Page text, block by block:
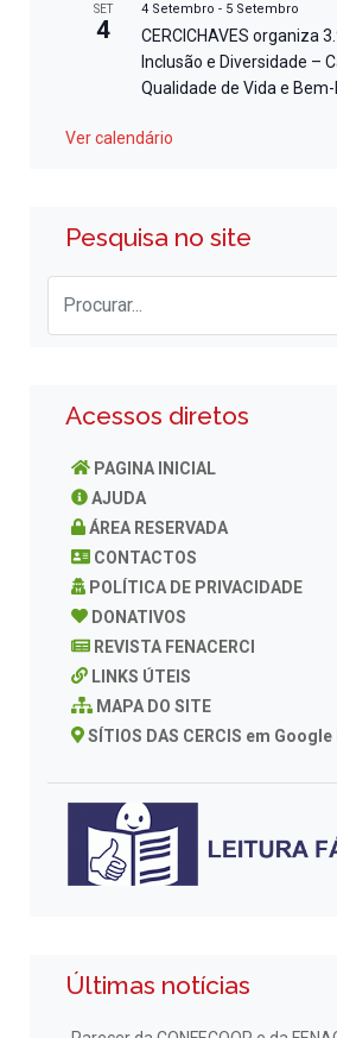
SET
4
4 Setembro - 5 Setembro
CERCICHAVES organiza
Inclusão e Diversidade –
Qualidade de Vida e
Ver calendário
Pesquisa no site
Acessos diretos
PAGINA INICIAL
AJUDA
ÁREA RESERVADA
CONTACTOS
POLÍTICA DE PRIVACIDADE
DONATIVOS
REVISTA FENACERCI
LINKS ÚTEIS
MAPA DO SITE
SÍTIOS DAS CERCIS em Google
Últimas notícias